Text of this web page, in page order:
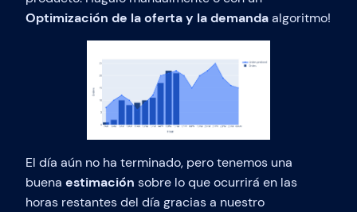
Optimización de la oferta y la demandaalgoritmo!
El día aún no ha terminado, pero tenemos una
buena estimación sobre lo que ocurrirá en las
horas restantes del día gracias a nuestro